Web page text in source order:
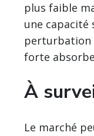
plus faible
une
perturbation
forte
À
Le marché